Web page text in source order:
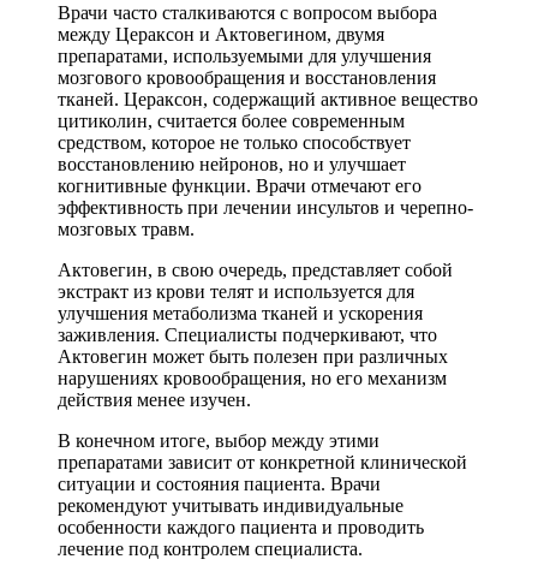
Врачи часто сталкиваются с вопросом выбора
между Цераксон и Актовегином, двумя
препаратами, используемыми для улучшения
мозгового кровообращения и восстановления
тканей. Цераксон, содержащий активное вещество
цитиколин, считается более современным
средством, которое не только способствует
восстановлению нейронов, но и улучшает
когнитивные функции. Врачи отмечают его
эффективность при лечении инсультов и черепно-
мозговых травм.
Актовегин, в свою очередь, представляет собой
экстракт из крови телят и используется для
улучшения метаболизма тканей и ускорения
заживления. Специалисты подчеркивают, что
Актовегин может быть полезен при различных
нарушениях кровообращения, но его механизм
действия менее изучен.
В конечном итоге, выбор между этими
препаратами зависит от конкретной клинической
ситуации и состояния пациента. Врачи
рекомендуют учитывать индивидуальные
особенности каждого пациента и проводить
лечение под контролем специалиста.